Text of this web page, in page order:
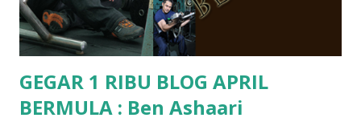
dyslexia tu.. lepas tu kami buat keputusan pu...
GEGAR 1 RIBU BLOG APRIL
BERMULA : Ben Ashaari